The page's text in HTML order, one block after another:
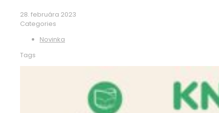
28. februára 2023
Categories
Novinka
Tags